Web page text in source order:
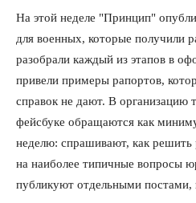
На этой неделе "Принцип"
для военных, которые получили
разобрали каждый из этапов в
привели примеры рапортов,
справок не дают. В организацию
фейсбуке обращаются как
неделю: спрашивают, как
на наиболее типичные вопросы
публикуют отдельными постами,